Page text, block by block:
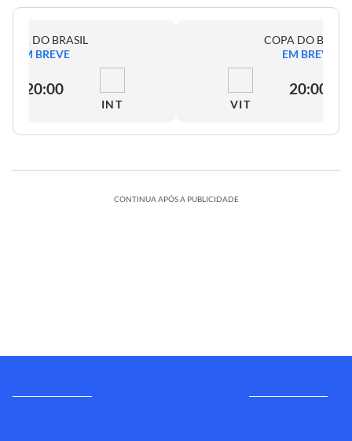
DO BRASIL
EM BREVE
20:00
INT
COPA DO
EM BREVE
VIT
20:00
CONTINUA APÓS A PUBLICIDADE